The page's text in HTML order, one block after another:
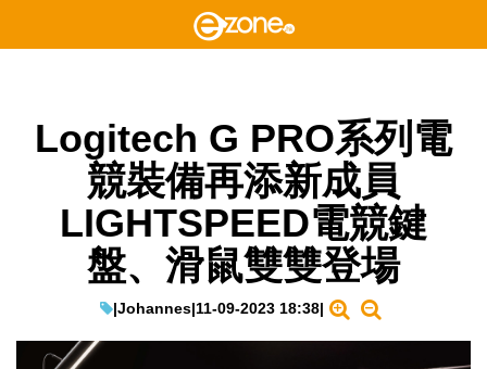
Logitech G PRO系列電
競裝備再添新成員
LIGHTSPEED電競鍵
盤、滑鼠雙雙登場
|Johannes|11-09-2023 18:38|